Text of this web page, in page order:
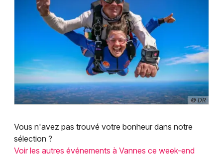
© DR
Vous n'avez pas trouvé votre bonheur dans notre
sélection ?
Voir les autres événements à Vannes ce week-end